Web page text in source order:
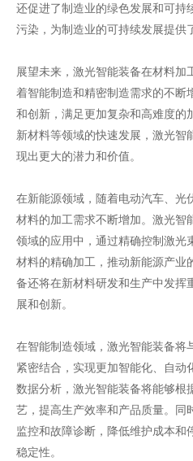
还促进了制造业的绿色发展和可持
污染，为制造业的可持续发展提供
展望未来，激光智能装备在材料加
着智能制造和精密制造需求的不断
和创新，满足更加复杂和高难度的
新材料等领域的快速发展，激光智
现出更大的潜力和价值。
在新能源领域，随着电动汽车、光
材料的加工需求不断增加。激光智
领域的应用中，通过精确控制激光
材料的精确加工，推动新能源产业
备还将在新材料研发和生产中发挥
展和创新。
在智能制造领域，激光智能装备将
紧密结合，实现更加智能化、自动
数据分析，激光智能装备将能够根
艺，提高生产效率和产品质量。同
监控和故障诊断，降低维护成本和
稳定性。